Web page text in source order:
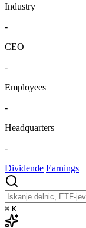
Industry
-
CEO
-
Employees
-
Headquarters
-
Dividende Earnings
⌘ K